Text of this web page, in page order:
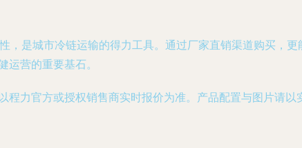
，是城市冷链运输的得力工具。通过厂家直销渠道购买，
运营的重要基石。
程力官方或授权销售商实时报价为准。产品配置与图片请以